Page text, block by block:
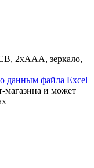
2хААA, зеркало,
магазина и может